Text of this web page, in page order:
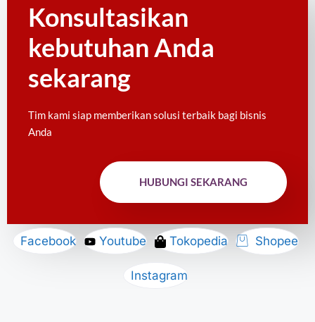
Konsultasikan
kebutuhan Anda
sekarang
Tim kami siap memberikan solusi terbaik bagi bisnis
Anda
HUBUNGI SEKARANG
Facebook Youtube Tokopedia Shopee
Instagram